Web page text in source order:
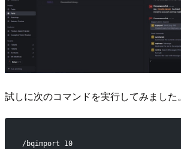
試しに次のコマンドを実行してみました。
/bqimport 10